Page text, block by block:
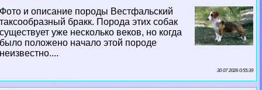
Фото и описание породы Вестфальский
таксообразный бpaкк. Порода этих собак
существует уже несколько веков, но когда
было положено начало этой породе
неизвестно....
30 07 2026 0:55:39